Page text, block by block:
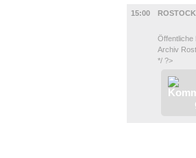
15:00
Öffentliche
Archiv
*/ ?>